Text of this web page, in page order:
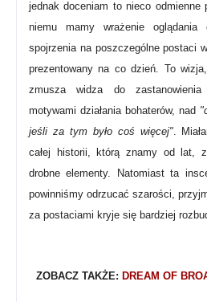
jednak doceniam to nieco odmienne
niemu mamy wrażenie oglądania
spojrzenia na poszczególne postaci
prezentowany na co dzień. To
zmusza widza do
motywami działania bohaterów, nad
jeśli za tym było coś więcej".
całej historii, którą znamy od lat,
drobne elementy. Natomiast ta
powinniśmy odrzucać szarości,
za postaciami kryje się bardziej
ZOBACZ TAKŻE: DREAM OF